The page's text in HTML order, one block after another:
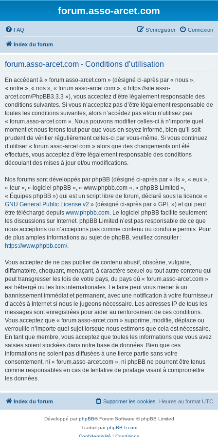
forum.asso-arcet.com
FAQ Connexion
S’enregistrer
Index du forum
forum.asso-arcet.com - Conditions d’utilisation
En accédant à « forum.asso-arcet.com » (désigné ci-après par « nous »,
« notre », « nos », « forum.asso-arcet.com », « https://site.asso-
arcet.com/PhpBB3.3.3 »), vous acceptez d’être légalement responsable des
conditions suivantes. Si vous n’acceptez pas d’être légalement responsable de
toutes les conditions suivantes, alors n’accédez pas et/ou n’utilisez pas
« forum.asso-arcet.com ». Nous pouvons modifier celles-ci à n’importe quel
moment et nous ferons tout pour que vous en soyez informé, bien qu’il soit
prudent de vérifier régulièrement celles-ci par vous-même. Si vous continuez
d’utiliser « forum.asso-arcet.com » alors que des changements ont été
effectués, vous acceptez d’être légalement responsable des conditions
découlant des mises à jour et/ou modifications.
Nos forums sont développés par phpBB (désigné ci-après par « ils », « eux »,
« leur », « logiciel phpBB », « www.phpbb.com », « phpBB Limited »,
« Équipes phpBB ») qui est un script libre de forum, déclaré sous la licence «
GNU General Public License v2 » (désigné ci-après par « GPL ») et qui peut
être téléchargé depuis www.phpbb.com. Le logiciel phpBB facilite seulement
les discussions sur Internet. phpBB Limited n’est pas responsable de ce que
nous acceptons ou n’acceptons pas comme contenu ou conduite permis. Pour
de plus amples informations au sujet de phpBB, veuillez consulter :
https://www.phpbb.com/.
Vous acceptez de ne pas publier de contenu abusif, obscène, vulgaire,
diffamatoire, choquant, menaçant, à caractère sexuel ou tout autre contenu qui
peut transgresser les lois de votre pays, du pays où « forum.asso-arcet.com »
est hébergé ou les lois internationales. Le faire peut vous mener à un
bannissement immédiat et permanent, avec une notification à votre fournisseur
d’accès à Internet si nous le jugeons nécessaire. Les adresses IP de tous les
messages sont enregistrées pour aider au renforcement de ces conditions.
Vous acceptez que « forum.asso-arcet.com » supprime, modifie, déplace ou
verrouille n’importe quel sujet lorsque nous estimons que cela est nécessaire.
En tant que membre, vous acceptez que toutes les informations que vous avez
saisies soient stockées dans notre base de données. Bien que ces
informations ne soient pas diffusées à une tierce partie sans votre
consentement, ni « forum.asso-arcet.com », ni phpBB ne pourront être tenus
comme responsables en cas de tentative de piratage visant à compromettre
les données.
Index du forum Heures au format UTC
Supprimer les cookies
Développé parphpBB® Forum Software © phpBB Limited
Traduit parphpBB-fr.com